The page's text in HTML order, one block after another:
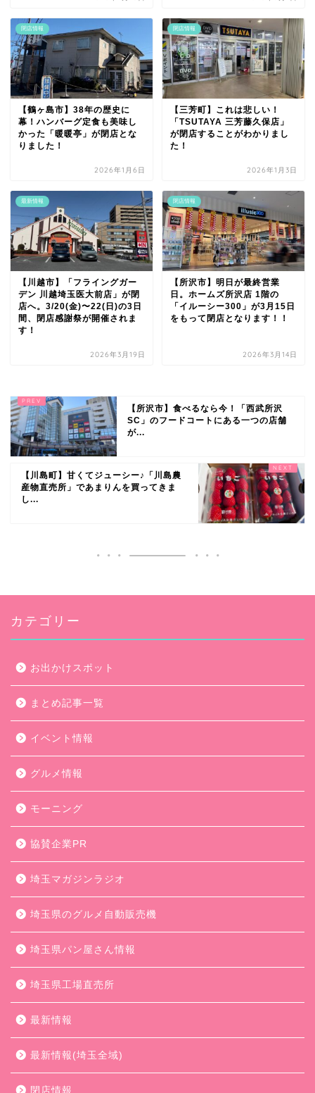
閉店情報
【鶴ヶ島市】38年の歴史に
幕！ハンバーグ定食も美味し
かった「暖暖亭」が閉店とな
りました！
2026年1月6日
閉店情報
【三芳町】これは悲しい！
「TSUTAYA 三芳藤久保店」
が閉店することがわかりまし
た！
2026年1月3日
最新情報
【川越市】「フライングガー
デン 川越埼玉医大前店」が閉
店へ。3/20(金)〜22(日)の3日
間、閉店感謝祭が開催されま
す！
2026年3月19日
閉店情報
【所沢市】明日が最終営業
日。ホームズ所沢店 1階の
「イルーシー300」が3月15日
をもって閉店となります！！
2026年3月14日
【所沢市】食べるなら今！「西武所沢
SC」のフードコートにある一つの店舗
が...
【川島町】甘くてジューシー♪「川島農
産物直売所」であまりんを買ってきま
し...
カテゴリー
お出かけスポット
まとめ記事一覧
イベント情報
グルメ情報
モーニング
協賛企業PR
埼玉マガジンラジオ
埼玉県のグルメ自動販売機
埼玉県パン屋さん情報
埼玉県工場直売所
最新情報
最新情報(埼玉全域)
閉店情報